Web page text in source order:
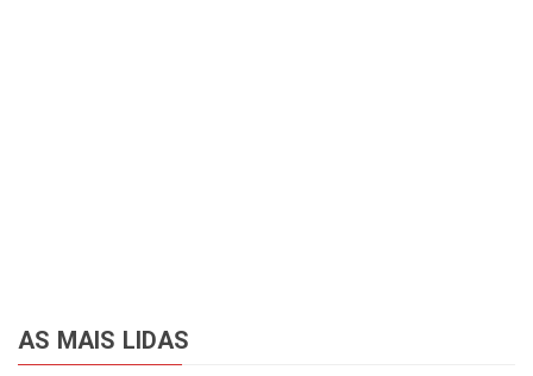
AS MAIS LIDAS